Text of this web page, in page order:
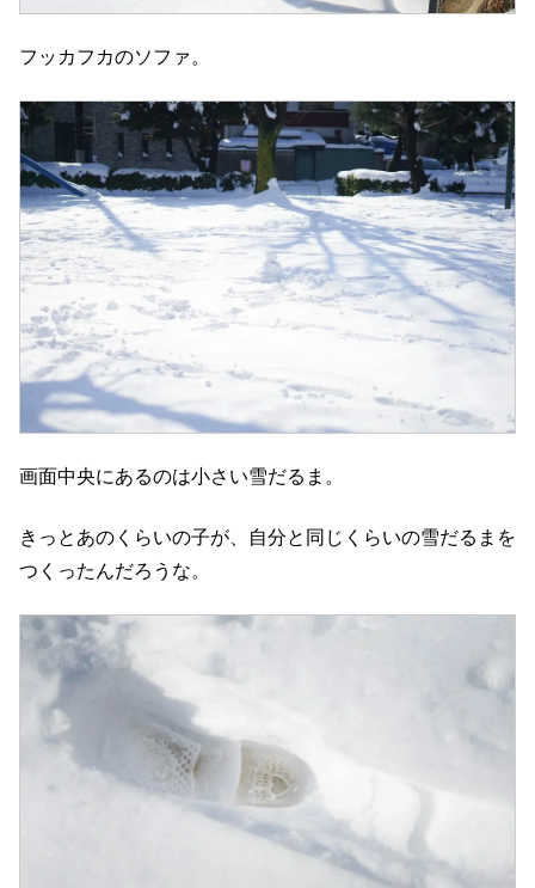
フッカフカのソファ。
画面中央にあるのは小さい雪だるま。
きっとあのくらいの子が、自分と同じくらいの雪だるまを
つくったんだろうな。